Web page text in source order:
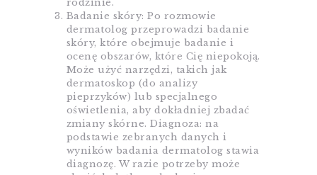
rodzinie.
Badanie skóry: Po rozmowie
dermatolog przeprowadzi badanie
skóry, które obejmuje badanie i
ocenę obszarów, które Cię niepokoją.
Może użyć narzędzi, takich jak
dermatoskop (do analizy
pieprzyków) lub specjalnego
oświetlenia, aby dokładniej zbadać
zmiany skórne. Diagnoza: na
podstawie zebranych danych i
wyników badania dermatolog stawia
diagnozę. W razie potrzeby może